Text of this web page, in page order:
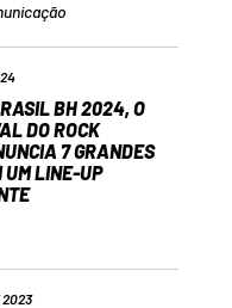
BH 2024, O
DO ROCK
7 GRANDES
UM LINE-UP
2023